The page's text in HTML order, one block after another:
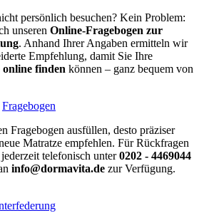
persönlich besuchen? Kein Problem:
unseren Online-Fragebogen zur
. Anhand Ihrer Angaben ermitteln wir
Empfehlung, damit Sie Ihre
finden können – ganz bequem von
Fragebogen
Fragebogen ausfüllen, desto präziser
Matratze empfehlen. Für Rückfragen
telefonisch unter0202 - 4469044
info@dormavita.de zur Verfügung.